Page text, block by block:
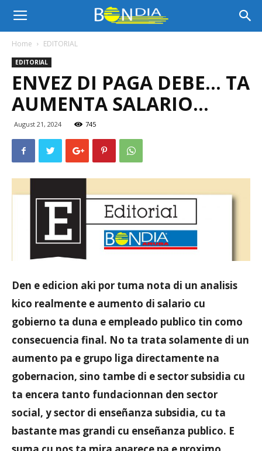
Bon
Dia
Aruba
Home EDITORIAL
EDITORIAL
ENVEZ DI PAGA DEBE… TA
AUMENTA SALARIO…
August 21, 2024 745
Den e edicion aki por tuma nota di un analisis
kico realmente e aumento di salario cu
gobierno ta duna e empleado publico tin como
consecuencia final. No ta trata solamente di un
aumento pa e grupo liga directamente na
gobernacion, sino tambe di e sector subsidia cu
ta encera tanto fundacionnan den sector
social, y sector di enseñanza subsidia, cu ta
bastante mas grandi cu enseñanza publico. E